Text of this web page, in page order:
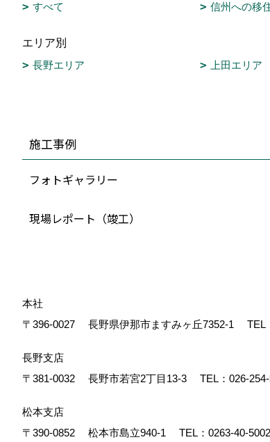
すべて
信州への移
エリア別
長野エリア
上田エリア
施工事例
フォトギャラリー
現場レポート（竣工）
本社
〒396-0027
長野県伊那市ますみヶ丘7352-1 TEL
長野支店
〒381-0032
長野市若宮2丁目13-3 TEL： 026-
松本支店
〒390-0852
松本市島立940-1 TEL： 0263-40-5002